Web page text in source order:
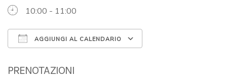
10:00 - 11:00
AGGIUNGI AL CALENDARIO
PRENOTAZIONI